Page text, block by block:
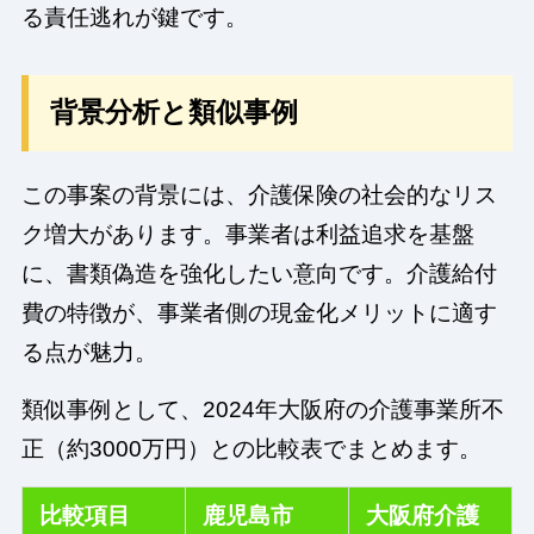
る責任逃れが鍵です。
背景分析と類似事例
この事案の背景には、介護保険の社会的なリス
ク増大があります。事業者は利益追求を基盤
に、書類偽造を強化したい意向です。介護給付
費の特徴が、事業者側の現金化メリットに適す
る点が魅力。
類似事例として、2024年大阪府の介護事業所不
正（約3000万円）との比較表でまとめます。
比較項目 鹿児島市 大阪府介護